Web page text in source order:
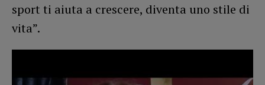
sport ti aiuta a crescere, diventa uno stile di
vita”.